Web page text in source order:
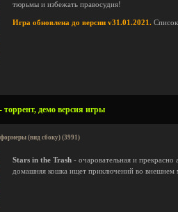
тюрьмы и избежать правосудия!
Игра обновлена до версии v31.01.2021.
демо версия игры
(вид сбоку) (3991)
Stars in the Trash - очаровательная и
домашняя кошка ищет приключений во внешнем